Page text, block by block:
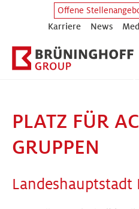
Zum Hauptinhalt springen
Zum Fuß der Seite springen
Offene
Karriere
News
PLATZ FÜR
GRUPPEN
Landeshauptstadt